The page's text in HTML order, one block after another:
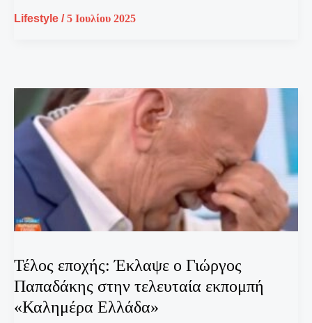
Lifestyle /5 Ιουλίου 2025
Τέλος εποχής: Έκλαψε ο Γιώργος
Παπαδάκης στην τελευταία εκπομπή
«Καλημέρα Ελλάδα»